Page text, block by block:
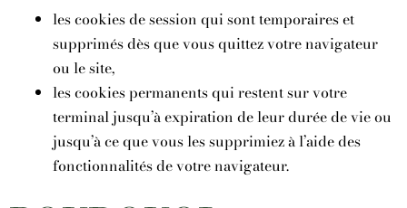
les cookies de session qui sont temporaires et
supprimés dès que vous quittez votre navigateur
ou le site,
les cookies permanents qui restent sur votre
terminal jusqu’à expiration de leur durée de vie ou
jusqu’à ce que vous les supprimiez à l’aide des
fonctionnalités de votre navigateur.